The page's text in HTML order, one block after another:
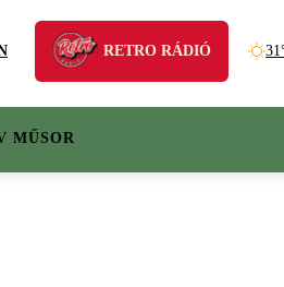
RETRO RÁDIÓ
MŰSOR